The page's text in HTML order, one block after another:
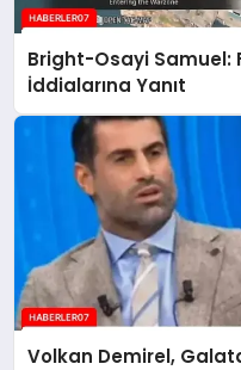
Bright-Osayi Samuel:
İddialarına Yanıt
Volkan Demirel,